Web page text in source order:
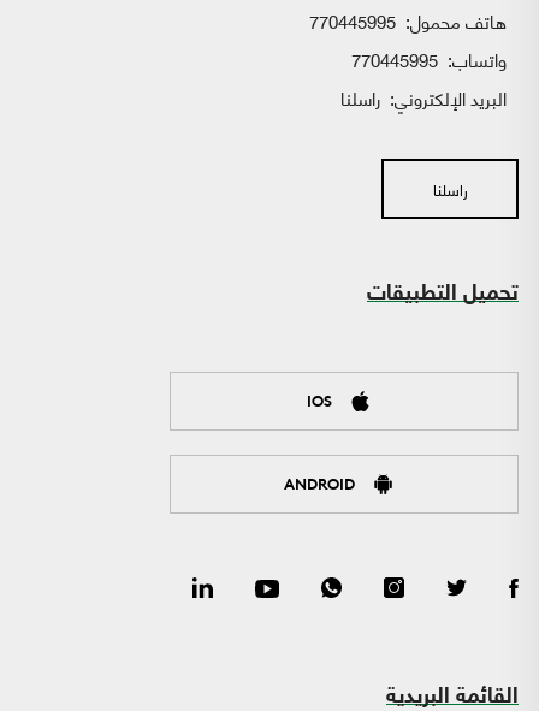
هاتف محمول: 770445995
واتساب:
البريد الإلكتروني: راسلنا
راسلنا
تحميل التطبيقات
IOS
ANDROID
القائمة البريدية